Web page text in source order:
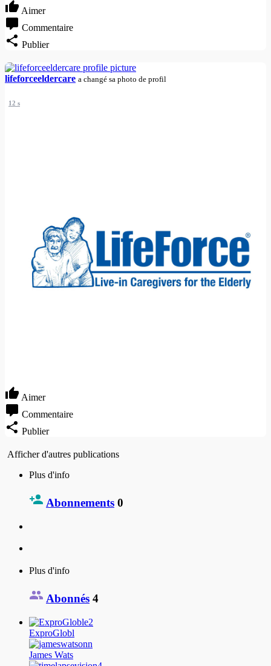
Aimer
Commentaire
Publier
lifeforceeldercare a changé sa photo de profil
12 s
Aimer
Commentaire
Publier
Afficher d'autres publications
Plus d'info
Abonnements 0
Plus d'info
Abonnés 4
ExproGlobl
James Wats